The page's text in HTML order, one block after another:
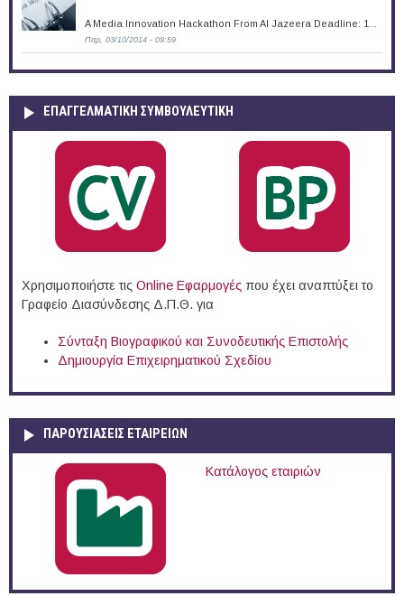
A Media Innovation Hackathon From Al Jazeera Deadline: 1...
Παρ, 03/10/2014 - 09:59
ΕΠΑΓΓΕΛΜΑΤΙΚΉ ΣΥΜΒΟΥΛΕΥΤΙΚΉ
Χρησιμοποιήστε τις Online Eφαρμογές που έχει αναπτύξει το
Γραφείο Διασύνδεσης Δ.Π.Θ. για
Σύνταξη Βιογραφικού και Συνοδευτικής Επιστολής
Δημιουργία Επιχειρηματικού Σχεδίου
ΠΑΡΟΥΣΙΆΣΕΙΣ ΕΤΑΙΡΕΙΏΝ
Κατάλογος εταιριών